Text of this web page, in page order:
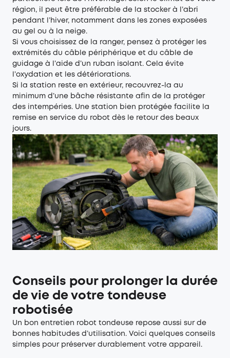
région, il peut être préférable de la stocker à l’abri
pendant l’hiver, notamment dans les zones exposées
au gel ou à la neige.
Si vous choisissez de la ranger, pensez à protéger les
extrémités du câble périphérique et du câble de
guidage à l’aide d’un ruban isolant. Cela évite
l’oxydation et les détériorations.
Si la station reste en extérieur, recouvrez-la au
minimum d’une bâche résistante afin de la protéger
des intempéries. Une station bien protégée facilite la
remise en service du robot dès le retour des beaux
jours.
Conseils pour prolonger la durée
de vie de votre tondeuse
robotisée
Un bon entretien robot tondeuse repose aussi sur de
bonnes habitudes d’utilisation. Voici quelques conseils
simples pour préserver durablement votre appareil.